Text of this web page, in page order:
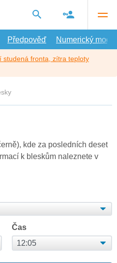
Předpověď Numerický model
studená fronta, zítra teploty
kde za posledních deset
k bleskům naleznete v
Čas